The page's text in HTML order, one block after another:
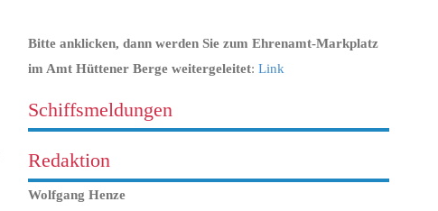
Bitte anklicken, dann werden Sie zum Ehrenamt-Markplatz
im Amt Hüttener Berge weitergeleitet:Link
Schiffsmeldungen
Redaktion
Wolfgang Henze